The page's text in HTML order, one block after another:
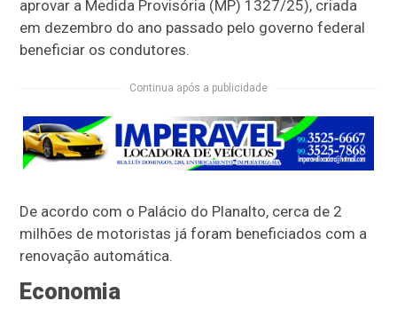
aprovar a Medida Provisória (MP) 1327/25), criada
em dezembro do ano passado pelo governo federal
beneficiar os condutores.
Continua após a publicidade
De acordo com o Palácio do Planalto, cerca de 2
milhões de motoristas já foram beneficiados com a
renovação automática.
Economia